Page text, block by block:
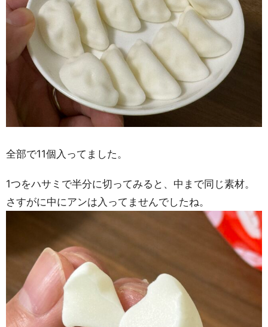
全部で11個入ってました。
1つをハサミで半分に切ってみると、中まで同じ素材。
さすがに中にアンは入ってませんでしたね。